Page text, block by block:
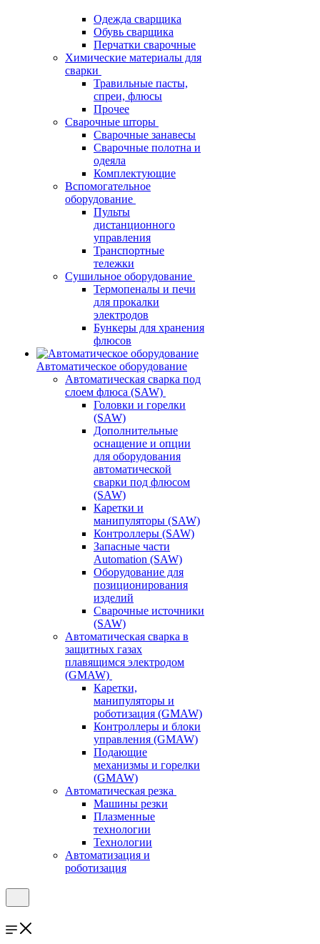
Одежда сварщика
Обувь сварщика
Перчатки сварочные
Химические материалы для
сварки
Травильные пасты,
спреи, флюсы
Прочее
Сварочные шторы
Сварочные занавесы
Сварочные полотна и
одеяла
Комплектующие
Вспомогательное
оборудование
Пульты
дистанционного
управления
Транспортные
тележки
Сушильное оборудование
Термопеналы и печи
для прокалки
электродов
Бункеры для хранения
флюсов
Автоматическое оборудование
Автоматическая сварка под
слоем флюса (SAW)
Головки и горелки
(SAW)
Дополнительные
оснащение и опции
для оборудования
автоматической
сварки под флюсом
(SAW)
Каретки и
манипуляторы (SAW)
Контроллеры (SAW)
Запасные части
Automation (SAW)
Оборудование для
позиционирования
изделий
Сварочные источники
(SAW)
Автоматическая сварка в
защитных газах
плавящимся электродом
(GMAW)
Каретки,
манипуляторы и
роботизация (GMAW)
Контроллеры и блоки
управления (GMAW)
Подающие
механизмы и горелки
(GMAW)
Автоматическая резка
Машины резки
Плазменные
технологии
Технологии
Автоматизация и
роботизация